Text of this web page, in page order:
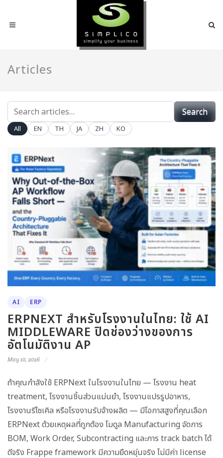
Articles
ARTICLES
Search
All EN TH JA ZH KO
AI ERP
ERPNEXT สำหรับโรงงานในไทย: ใช้ AI
MIDDLEWARE ปิดช่องว่างของการ
อัตโนมัติงาน AP
May 10, 2026
ถ้าคุณกำลังใช้ ERPNext ในโรงงานในไทย — โรงงาน heat
treatment, โรงงานชิ้นส่วนแม่นยำ, โรงงานแปรรูปอาหาร,
โรงงานรีไซเคิล หรือโรงงานรับจ้างผลิต — มีโอกาสสูงที่คุณเลือก
ERPNext ด้วยเหตุผลที่ถูกต้อง โมดูล Manufacturing จัดการ
BOM, Work Order, Subcontracting และการ track batch ได้
ดีจริง Frappe framework มีความยืดหยุ่นจริง ไม่มีค่า license